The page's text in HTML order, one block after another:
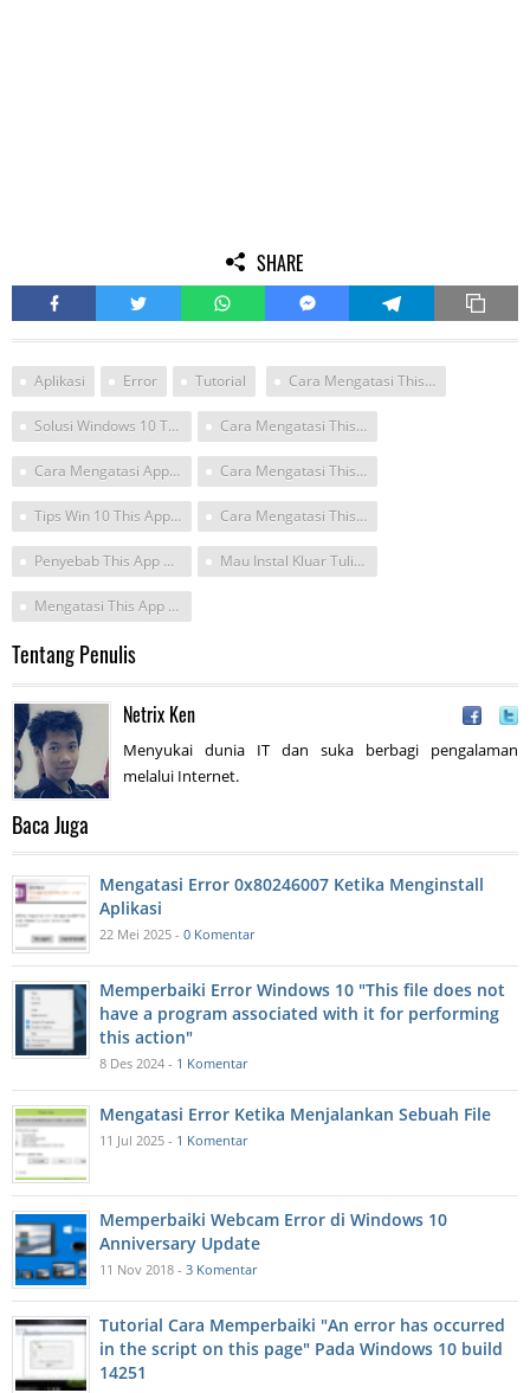
SHARE
Aplikasi Error Tutorial Cara Mengatasi This App Can T Run On This Pc
Solusi Windows 10 This App Cant Run Cara Mengatasi This Cant Run Di Ms Office Win 8
Cara Mengatasi Apps Not Run Di Windows 10 Cara Mengatasi This App Can T Run On Your Pc
Tips Win 10 This App Cant Run Cara Mengatasi This App Can T Run On Your Pc Di Windows 10
Penyebab This App Cant Run On Your Pc Mau Instal Kluar Tulisan This App Can T Run On Your Pc
Mengatasi This App Can T Run On Your Pc Di Windows 8
Tentang Penulis
Netrix Ken
Menyukai dunia IT dan suka berbagi pengalaman
melalui Internet.
Baca Juga
Mengatasi Error 0x80246007 Ketika Menginstall
Aplikasi
22 Mei 2025 - 0 Komentar
Memperbaiki Error Windows 10 "This file does not
have a program associated with it for performing
this action"
8 Des 2024 - 1 Komentar
Mengatasi Error Ketika Menjalankan Sebuah File
11 Jul 2025 - 1 Komentar
Memperbaiki Webcam Error di Windows 10
Anniversary Update
11 Nov 2018 - 3 Komentar
Tutorial Cara Memperbaiki "An error has occurred
in the script on this page" Pada Windows 10 build
14251